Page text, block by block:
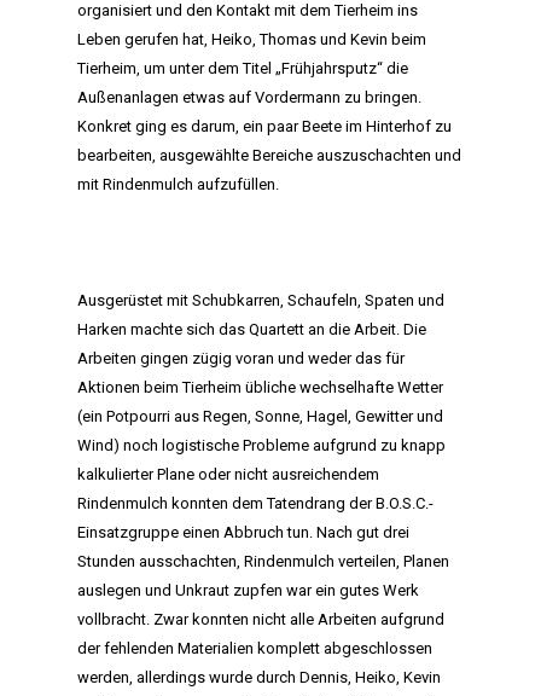
organisiert und den Kontakt mit dem Tierheim ins
Leben gerufen hat, Heiko, Thomas und Kevin beim
Tierheim, um unter dem Titel „Frühjahrsputz“ die
Außenanlagen etwas auf Vordermann zu bringen.
Konkret ging es darum, ein paar Beete im Hinterhof zu
bearbeiten, ausgewählte Bereiche auszuschachten und
mit Rindenmulch aufzufüllen.
Ausgerüstet mit Schubkarren, Schaufeln, Spaten und
Harken machte sich das Quartett an die Arbeit. Die
Arbeiten gingen zügig voran und weder das für
Aktionen beim Tierheim übliche wechselhafte Wetter
(ein Potpourri aus Regen, Sonne, Hagel, Gewitter und
Wind) noch logistische Probleme aufgrund zu knapp
kalkulierter Plane oder nicht ausreichendem
Rindenmulch konnten dem Tatendrang der B.O.S.C.-
Einsatzgruppe einen Abbruch tun. Nach gut drei
Stunden ausschachten, Rindenmulch verteilen, Planen
auslegen und Unkraut zupfen war ein gutes Werk
vollbracht. Zwar konnten nicht alle Arbeiten aufgrund
der fehlenden Materialien komplett abgeschlossen
werden, allerdings wurde durch Dennis, Heiko, Kevin